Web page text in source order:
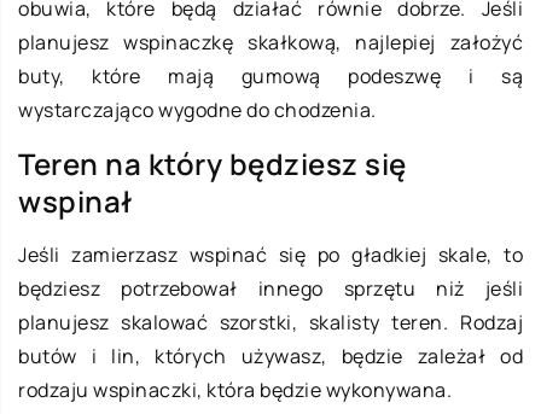
obuwia, które będą działać równie dobrze. Jeśli
planujesz wspinaczkę skałkową, najlepiej założyć
buty, które mają gumową podeszwę i są
wystarczająco wygodne do chodzenia.
Teren na który będziesz się
wspinał
Jeśli zamierzasz wspinać się po gładkiej skale, to
będziesz potrzebował innego sprzętu niż jeśli
planujesz skalować szorstki, skalisty teren. Rodzaj
butów i lin, których używasz, będzie zależał od
rodzaju wspinaczki, która będzie wykonywana.